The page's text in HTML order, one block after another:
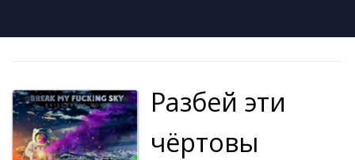
Разбей эти
чёртовы